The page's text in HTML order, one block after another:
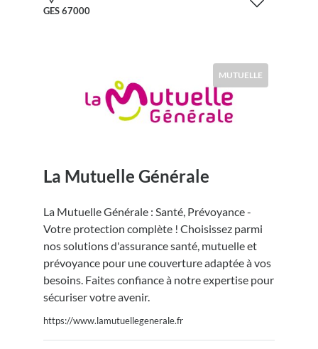
GES 67000
MUTUELLE
La Mutuelle Générale
La Mutuelle Générale : Santé, Prévoyance -
Votre protection complète ! Choisissez parmi
nos solutions d'assurance santé, mutuelle et
prévoyance pour une couverture adaptée à vos
besoins. Faites confiance à notre expertise pour
sécuriser votre avenir.
https://www.lamutuellegenerale.fr